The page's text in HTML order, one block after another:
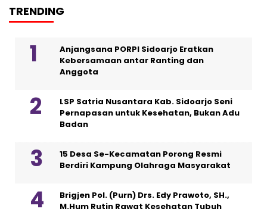
TRENDING
Anjangsana PORPI Sidoarjo Eratkan
Kebersamaan antar Ranting dan
Anggota
LSP Satria Nusantara Kab. Sidoarjo Seni
Pernapasan untuk Kesehatan, Bukan Adu
Badan
15 Desa Se-Kecamatan Porong Resmi
Berdiri Kampung Olahraga Masyarakat
Brigjen Pol. (Purn) Drs. Edy Prawoto, SH.,
M.Hum Rutin Rawat Kesehatan Tubuh